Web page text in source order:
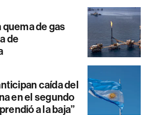
de gas
de
caída del
en el segundo
a la baja”